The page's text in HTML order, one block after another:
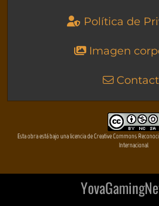
Política de
Imagen
Esta obra está bajo una licencia de Creative Commons
Internacional